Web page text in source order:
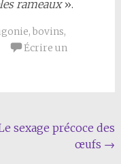
rameaux».
, bovins,
Écrire un
sexage précoce des
œufs →